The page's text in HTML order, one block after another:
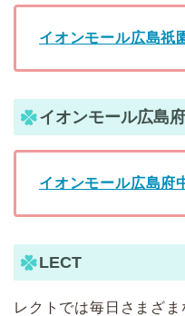
イオンモール広島祇
イオンモール広島
イオンモール広島府
LECT
レクトでは毎日さまざ